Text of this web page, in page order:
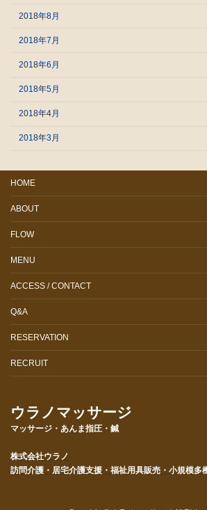
2018年8月
2018年7月
2018年6月
2018年5月
2018年4月
2018年3月
HOME
ABOUT
FLOW
MENU
ACCESS / CONTACT
Q&A
RESERVATION
RECRUIT
ウラノマッサージ
マッサージ・あんま指圧・鍼
株式会社ウラノ
訪問介護・居宅介護支援・福祉用具販売・小規模多